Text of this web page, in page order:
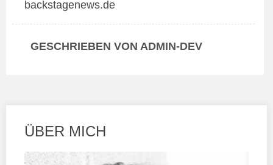
backstagenews.de
GESCHRIEBEN VON ADMIN-DEV
ÜBER MICH